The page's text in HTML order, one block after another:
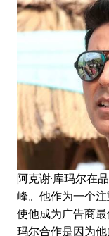
阿克谢·库玛尔在
峰。他作为一个
使他成为广告商
玛尔合作是因为